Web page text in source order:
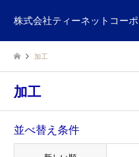
株式会社ティーネットコー
加工
加工
並べ替え条件